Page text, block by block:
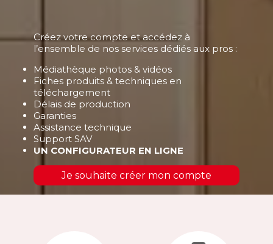
Créez votre compte et accédez à
l’ensemble de nos services dédiés aux pros :
Médiathèque photos & vidéos
Fiches produits & techniques en
téléchargement
Délais de production
Garanties
Assistance technique
Support SAV
UN CONFIGURATEUR EN LIGNE
Je souhaite créer mon compte